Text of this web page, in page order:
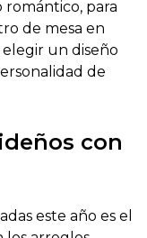
para
de mesa en
un diseño
de
con
este año es el